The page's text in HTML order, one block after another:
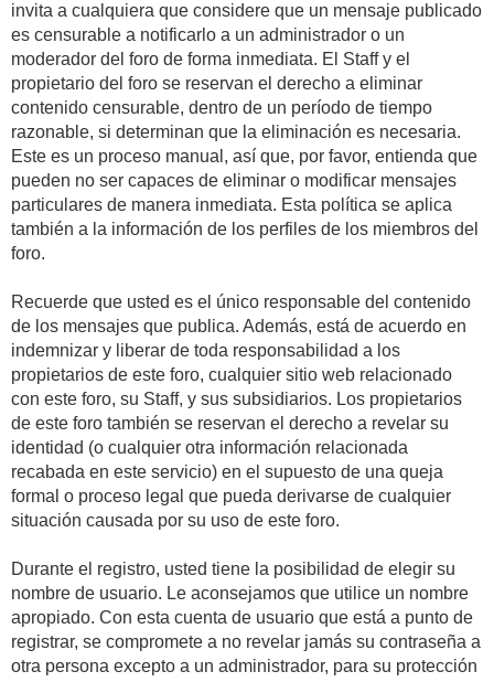
invita a cualquiera que considere que un mensaje publicado
es censurable a notificarlo a un administrador o un
moderador del foro de forma inmediata. El Staff y el
propietario del foro se reservan el derecho a eliminar
contenido censurable, dentro de un período de tiempo
razonable, si determinan que la eliminación es necesaria.
Este es un proceso manual, así que, por favor, entienda que
pueden no ser capaces de eliminar o modificar mensajes
particulares de manera inmediata. Esta política se aplica
también a la información de los perfiles de los miembros del
foro.
Recuerde que usted es el único responsable del contenido
de los mensajes que publica. Además, está de acuerdo en
indemnizar y liberar de toda responsabilidad a los
propietarios de este foro, cualquier sitio web relacionado
con este foro, su Staff, y sus subsidiarios. Los propietarios
de este foro también se reservan el derecho a revelar su
identidad (o cualquier otra información relacionada
recabada en este servicio) en el supuesto de una queja
formal o proceso legal que pueda derivarse de cualquier
situación causada por su uso de este foro.
Durante el registro, usted tiene la posibilidad de elegir su
nombre de usuario. Le aconsejamos que utilice un nombre
apropiado. Con esta cuenta de usuario que está a punto de
registrar, se compromete a no revelar jamás su contraseña a
otra persona excepto a un administrador, para su protección